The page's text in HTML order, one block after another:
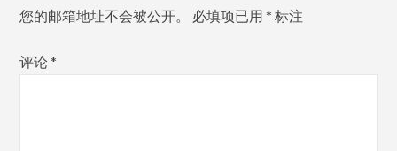
台
您的邮箱地址不会被公开。 必填项已用* 标注
评论*